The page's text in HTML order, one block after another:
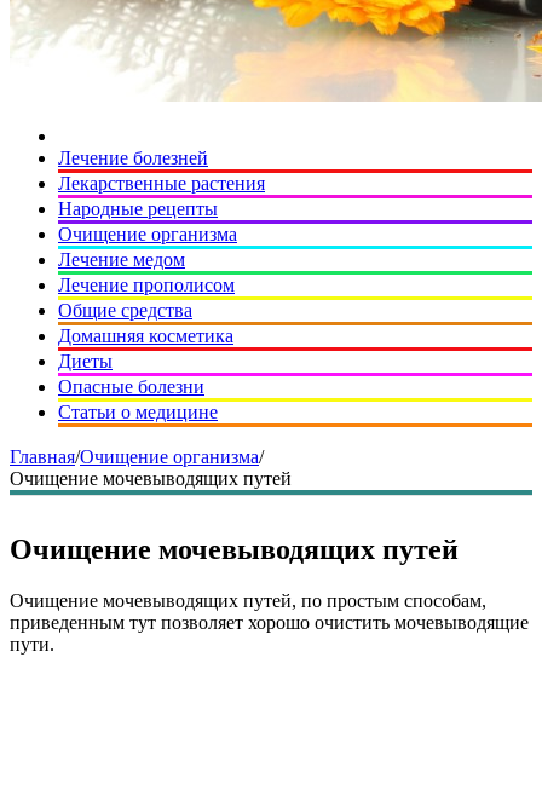
Лечение болезней
Лекарственные растения
Народные рецепты
Очищение организма
Лечение медом
Лечение прополисом
Общие средства
Домашняя косметика
Диеты
Опасные болезни
Статьи о медицине
Главная/Очищение организма/
Очищение мочевыводящих путей
Очищение мочевыводящих путей
Очищение мочевыводящих путей, по простым способам,
приведенным тут позволяет хорошо очистить мочевыводящие
пути.